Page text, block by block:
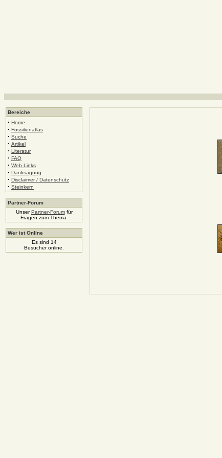
Bereiche
· Home
· Fossilienatlas
· Suche
· Artikel
· Literatur
· FAQ
· Web Links
· Danksagung
· Disclaimer / Datenschutz
· Steinkern
Partner-Forum
UnserPartner-Forumfür
Fragen zum Thema.
Wer ist Online
Es sind 14
Besucher online.